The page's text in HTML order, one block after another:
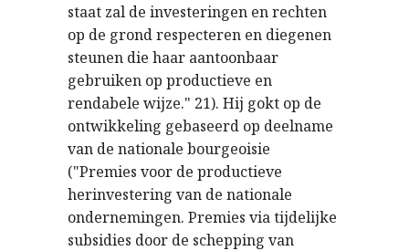
staat zal de investeringen en rechten
op de grond respecteren en diegenen
steunen die haar aantoonbaar
gebruiken op productieve en
rendabele wijze." 21). Hij gokt op de
ontwikkeling gebaseerd op deelname
van de nationale bourgeoisie
("Premies voor de productieve
herinvestering van de nationale
ondernemingen. Premies via tijdelijke
subsidies door de schepping van